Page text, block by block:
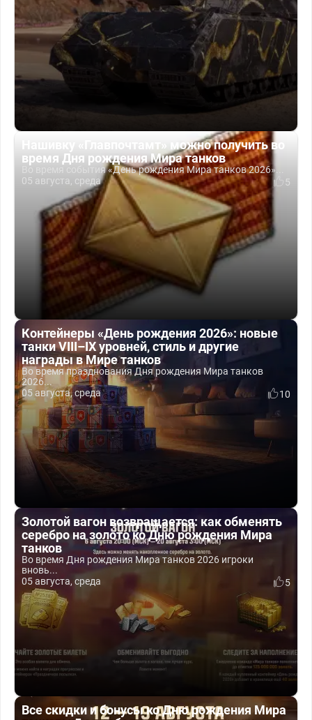
Нашивку «Главпочтамт» можно получить во
время Дня рождения Мира танков
Во время события «День рождения Мира танков 2026»...
05 августа, среда
5
Контейнеры «День рождения 2026»: новые
танки VIII–IX уровней, стиль и другие
награды в Мире танков
Во время празднования Дня рождения Мира танков
2026...
05 августа, среда
10
Золотой вагон возвращается: как обменять
серебро на золото ко Дню рождения Мира
танков
Во время Дня рождения Мира танков 2026 игроки
вновь...
05 августа, среда
5
Все скидки и бонусы ко Дню рождения Мира